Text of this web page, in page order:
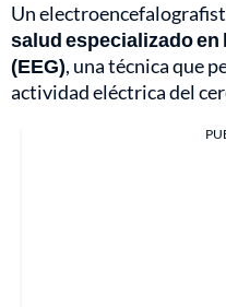
Un
salud especializado
(EEG), una técnica que
actividad eléctrica del